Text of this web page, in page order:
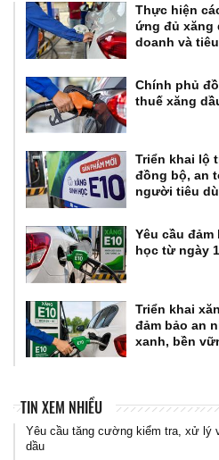
Thực hiện
ứng đủ xăng
doanh và
Chính phủ
thuế xăng
Triển khai lộ
đồng bộ, an
người tiêu
Yêu cầu
học từ ngày
Triển khai
đảm bảo an
xanh, bền
TIN XEM NHIỀU
Yêu cầu tăng cường kiểm tra, xử lý
dầu